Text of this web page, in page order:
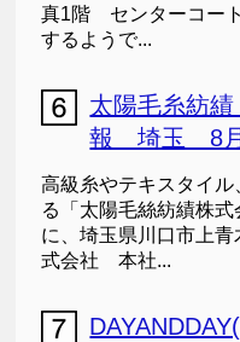
真1階 センターコー
するようで...
太陽毛糸紡
報 埼玉 8月
高級糸やテキスタイ
る「太陽毛絲紡績株
に、埼玉県川口市上
式会社 本社...